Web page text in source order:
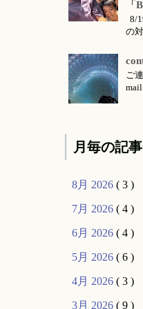
「
8/
の
り
月
か
続
ご
ー
リ
月毎の記
8月 2026 ( 3 )
7月 2026 ( 4 )
6月 2026 ( 4 )
5月 2026 ( 6 )
4月 2026 ( 3 )
3月 2026 ( 9 )